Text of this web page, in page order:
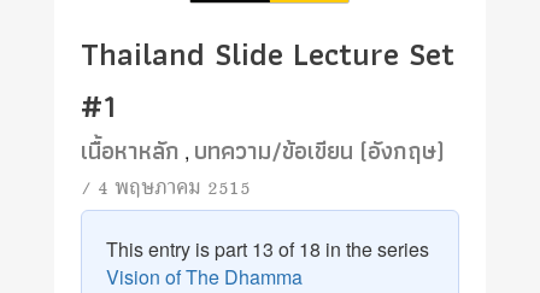
Thailand Slide Lecture Set
#1
เนื้อหาหลัก , บทความ/ข้อเขียน (อังกฤษ)
/ 4 พฤษภาคม 2515
This entry is part 13 of 18 in the series
Vision of The Dhamma